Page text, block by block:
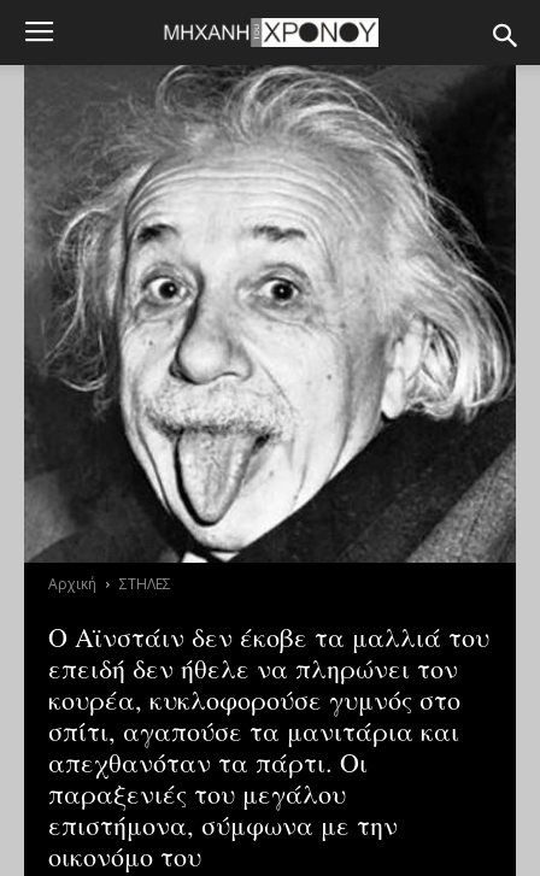
Αρχική ΣΤΗΛΕΣ
Ο Αϊνστάιν δεν έκοβε τα μαλλιά του
επειδή δεν ήθελε να πληρώνει τον
κουρέα, κυκλοφορούσε γυμνός στο
σπίτι, αγαπούσε τα μανιτάρια και
απεχθανόταν τα πάρτι. Οι
παραξενιές του μεγάλου
επιστήμονα, σύμφωνα με την
οικονόμο του